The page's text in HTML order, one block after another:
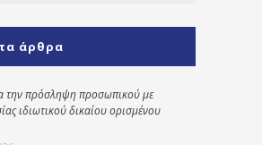
άρθρα
την πρόσληψη προσωπικού με
ιδιωτικού δικαίου ορισμένου